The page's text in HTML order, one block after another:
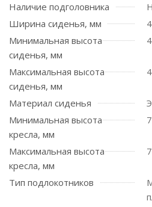
Наличие подголовника
Ширина сиденья, мм
Минимальная высота
сиденья, мм
Максимальная высота
сиденья, мм
Материал сиденья
Минимальная высота
кресла, мм
Максимальная высота
кресла, мм
Тип подлокотников